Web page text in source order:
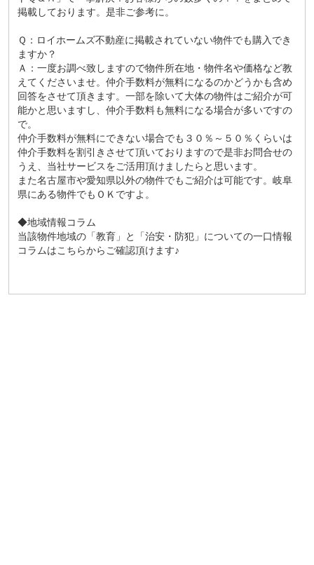
掲載しております。是非ご参考に。
Ｑ：ロイホームズ不動産に掲載されていない物件でも購入でき
ますか？
Ａ：一度お調べ致しますので物件所在地・物件名や価格など教
えてくださいませ。仲介手数料が無料になるのかどうかも含め
回答をさせて頂きます。一部を除いて大体の物件はご紹介が可
能かと思いますし、仲介手数料も無料になる場合が多いですの
で。
仲介手数料が無料にできない場合でも３０％～５０％くらいは
仲介手数料を割引きさせて頂いておりますので是非お問合せの
うえ、当社サービスをご活用頂けましたらと思います。
また名古屋市や愛知県以外の物件でもご紹介は可能です。岐阜
県にある物件でもＯＫですよ。
◆地域情報コラム
当該物件地域の「教育」と「治安・防犯」についての一口情報
コラムはこちらからご確認頂けます♪